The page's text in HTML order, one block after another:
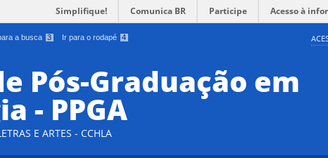
a busca 3 Ir para o rodapé 4
Simplifique! Comunica BR Participe Acesso à
Pós-Graduação em
- PPGA
E ARTES - CCHLA